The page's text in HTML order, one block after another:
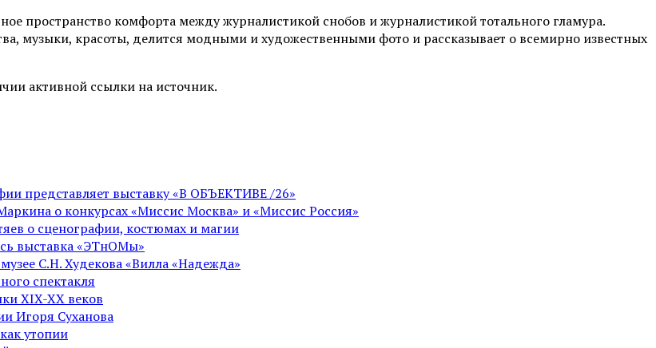
пространство комфорта между журналистикой снобов и журналистикой тотального гламура.
музыки, красоты, делится модными и художественными фото и рассказывает о всемирно известных
активной ссылки на источник.
представляет выставку «В ОБЪЕКТИВЕ /26»
о конкурсах «Миссис Москва» и «Миссис Россия»
о сценографии, костюмах и магии
выставка «ЭТнОМы»
С.Н. Худекова «Вилла «Надежда»
спектакля
XIX-XX веков
Игоря Суханова
утопии